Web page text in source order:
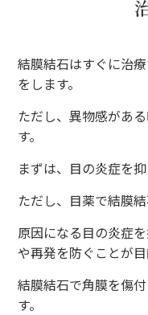
結膜結石はすぐに治
をします。
ただし、異物感があ
す。
まずは、目の炎症を
ただし、目薬で結膜
原因になる目の炎症
や再発を防ぐことが目
結膜結石で角膜を傷
す。